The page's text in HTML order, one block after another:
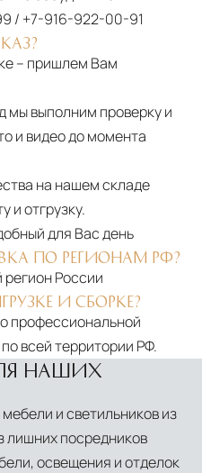
/ +7-916-922-00-91
– пришлем Вам
мы выполним проверку и
и видео до момента
на нашем складе
и отгрузку.
для Вас день
ПО РЕГИОНАМ РФ?
России
И СБОРКЕ?
профессиональной
всей территории РФ.
НАШИХ
и светильников из
лишних посредников
освещения и отделок